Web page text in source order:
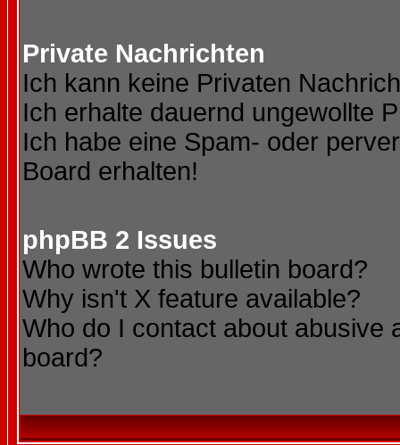
Private Nachrichten
Ich kann keine Privaten
Ich erhalte dauernd ungewollte
Ich habe eine Spam- oder
Board erhalten!
phpBB 2 Issues
Who wrote this bulletin board?
Why isn't X feature available?
Who do I contact about abusive
board?